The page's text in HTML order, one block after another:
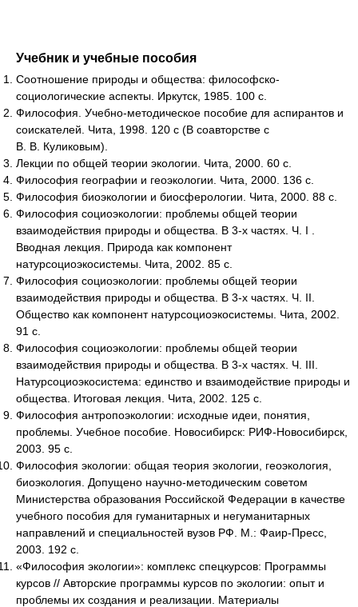
Учебник и учебные пособия
Соотношение природы и общества: философско-
социологические аспекты. Иркутск, 1985. 100 с.
Философия. Учебно-методическое пособие для аспирантов и
соискателей. Чита, 1998. 120 с (В соавторстве с
В. В. Куликовым).
Лекции по общей теории экологии. Чита, 2000. 60 с.
Философия географии и геоэкологии. Чита, 2000. 136 с.
Философия биоэкологии и биосферологии. Чита, 2000. 88 с.
Философия социоэкологии: проблемы общей теории
взаимодействия природы и общества. В 3-х частях. Ч. I .
Вводная лекция. Природа как компонент
натурсоциоэкосистемы. Чита, 2002. 85 с.
Философия социоэкологии: проблемы общей теории
взаимодействия природы и общества. В 3-х частях. Ч. II.
Общество как компонент натурсоциоэкосистемы. Чита, 2002.
91 с.
Философия социоэкологии: проблемы общей теории
взаимодействия природы и общества. В 3-х частях. Ч. III.
Натурсоциоэкосистема: единство и взаимодействие природы и
общества. Итоговая лекция. Чита, 2002. 125 с.
Философия антропоэкологии: исходные идеи, понятия,
проблемы. Учебное пособие. Новосибирск: РИФ-Новосибирск,
2003. 95 с.
Философия экологии: общая теория экологии, геоэкология,
биоэкология. Допущено научно-методическим советом
Министерства образования Российской Федерации в качестве
учебного пособия для гуманитарных и негуманитарных
направлений и специальностей вузов РФ. М.: Фаир-Пресс,
2003. 192 с.
«Философия экологии»: комплекс спецкурсов: Программы
курсов // Авторские программы курсов по экологии: опыт и
проблемы их создания и реализации. Материалы